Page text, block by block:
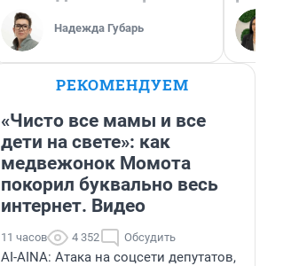
Надежда Губарь
РЕКОМЕНДУЕМ
«Чисто все мамы и все
дети на свете»: как
медвежонок Момота
покорил буквально весь
интернет. Видео
11 часов 4 352 Обсудить
AI-AINA: Атака на соцсети депутатов,